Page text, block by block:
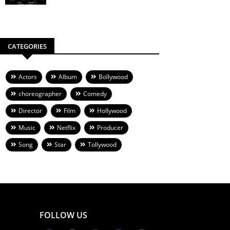
CATEGORIES
Actors Album
Bollywood
choreographer
Comedy
Director
Film
Hollywood
Music
Netflix
Producer
Song
Star Tollywood
FOLLOW US